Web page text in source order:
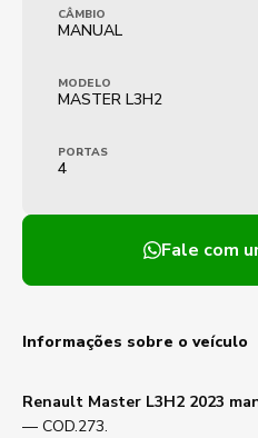
CÂMBIO
MANUAL
MODELO
MASTER L3H2
PORTAS
4
Fale com
Informações sobre o veículo
Renault Master L3H2 2023
— COD.273.